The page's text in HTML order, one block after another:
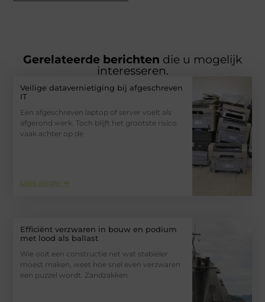
Gerelateerde berichten die u mogelijk
interesseren.
Veilige datavernietiging bij afgeschreven
IT
Een afgeschreven laptop of server voelt als
afgerond werk. Toch blijft het grootste risico
vaak achter op de
Lees verder ➜
Efficiënt verzwaren in bouw en podium
met lood als ballast
Wie ooit een constructie net wat stabieler
moest maken, weet hoe snel even verzwaren
een puzzel wordt. Zandzakken